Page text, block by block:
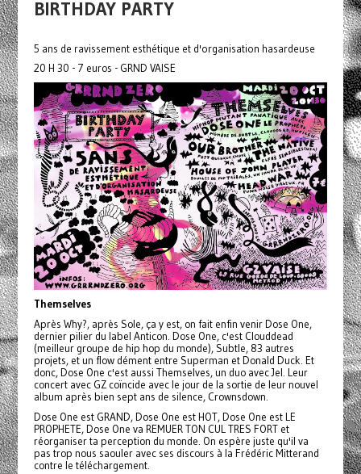
BIRTHDAY PARTY
5 ans de ravissement esthétique et d'organisation hasardeuse
20 H 30 - 7 euros - GRND VAISE
Themselves
Après Why?, après Sole, ça y est, on fait enfin venir Dose One,
dernier pilier du label Anticon. Dose One, c'est Clouddead
(meilleur groupe de hip hop du monde), Subtle, 83 autres
projets, et un flow dément entre Superman et Donald Duck. Et
donc, Dose One c'est aussi Themselves, un duo avec Jel. Leur
concert avec GZ coïncide avec le jour de la sortie de leur nouvel
album après bien sept ans de silence, Crownsdown.
Dose One est GRAND, Dose One est HOT, Dose One est LE
PROPHETE, Dose One va REMUER TON CUL TRES FORT et
réorganiser ta perception du monde. On espère juste qu'il va
pas trop nous saouler avec ses discours à la Frédéric Mitterand
contre le téléchargement.